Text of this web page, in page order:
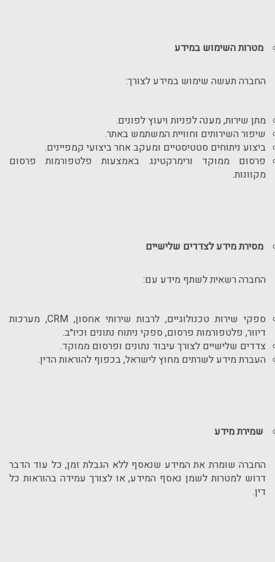
מטרות השימוש במידע
החברה תעשה שימוש במידע לצורך:
מתן שירות, מענה לפניות ויעוץ לפונים.
שיפור השירותים וחוויית המשתמש באתר.
ביצוע ניתוחים סטטיסטיים ומעקב אחר ביצועי קמפיינים.
פרסום ממוקד ורימרקטינג באמצעות פלטפורמות פרסום
מקוונות.
מסירת מידע לצדדים שלישיים
החברה רשאית לשתף מידע עם:
ספקי שירות טכנולוגיים, לרבות שירותי אחסון, CRM, מערכות
דיוור, פלטפורמות פרסום, ספקי ניתוח נתונים וכיו״ב.
צדדים שלישיים לצורך עיבוד נתונים ופרסום ממוקד.
העברת מידע לשרתים מחוץ לישראל, בכפוף להוראות הדין.
שמירת מידע
החברה שומרת את המידע שנאסף ללא הגבלת זמן, כל עוד הדבר
דרוש למטרות לשמן נאסף המידע, או לצורך עמידה בהוראות כל
דין.